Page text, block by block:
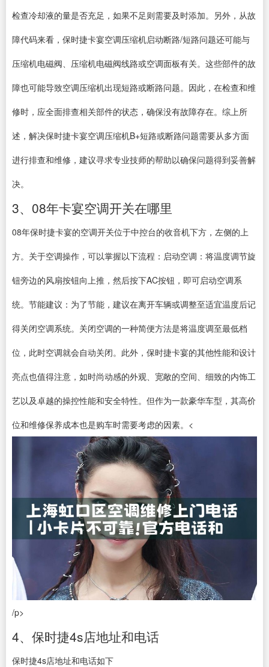
检查冷却液的量是否充足，如果不足则需要及时添加。另外，从故
障代码来看，保时捷卡宴空调压缩机启动断路/短路问题还可能与
压缩机电磁阀、压缩机电磁阀线路或空调面板有关。这些部件的故
障也可能导致空调压缩机出现短路或断路问题。因此，在检查和维
修时，应全面排查相关部件的状态，确保没有故障存在。综上所
述，解决保时捷卡宴空调压缩机B+短路或断路问题需要从多方面
进行排查和维修，建议寻求专业技师的帮助以确保问题得到妥善解
决。
3、08年卡宴空调开关在哪里
08年保时捷卡宴的空调开关位于中控台的收音机下方，左侧的上
方。关于空调操作，可以掌握以下流程：启动空调：将温度调节旋
钮旁边的风扇按钮向上推，然后按下AC按钮，即可启动空调系
统。节能建议：为了节能，建议在离开车辆或调整至适宜温度后记
得关闭空调系统。关闭空调的一种简便方法是将温度调至最低档
位，此时空调就会自动关闭。此外，保时捷卡宴的其他性能和设计
亮点也值得注意，如时尚动感的外观、宽敞的空间、细致的内饰工
艺以及卓越的操控性能和安全特性。但作为一款豪华车型，其高价
位和维修保养成本也是购车时需要考虑的因素。<
/p>
4、保时捷4s店地址和电话
保时捷4s店地址和电话如下